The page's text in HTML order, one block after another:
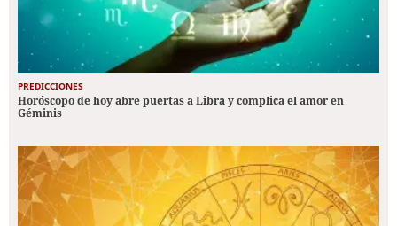
PREDICCIONES
Horóscopo de hoy abre puertas a Libra y complica el amor en
Géminis